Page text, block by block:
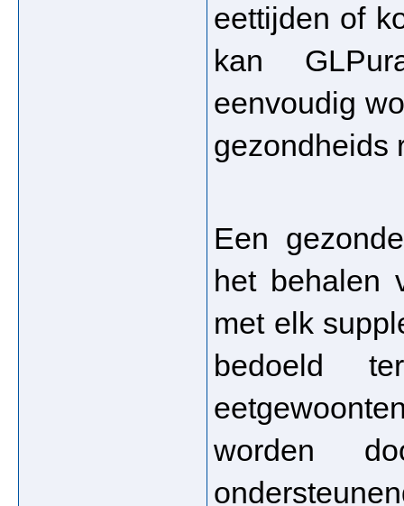
eettijden of
kan
eenvoudig
gezondheids
Een
het behalen
met elk
bedoeld
worden